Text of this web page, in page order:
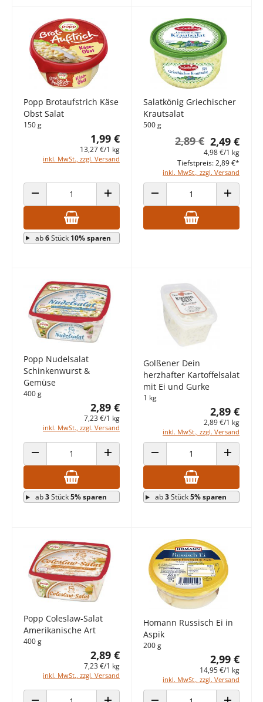
Popp Brotaufstrich Käse
Obst Salat
150 g
1,99 €
13,27 €/1 kg
inkl. MwSt., zzgl. Versand
ANZAHL VERRINGERN ANZAHL ERHÖHEN
ab6Stück 10% sparen
Salatkönig Griechischer
Krautsalat
500 g
2,49 €
2,89 €
4,98 €/1 kg
inkl. MwSt., zzgl. Versand
Tiefstpreis: 2,89 €*
ANZAHL VERRINGERN ANZAHL
Popp Nudelsalat
Schinkenwurst &
Gemüse
400 g
2,89 €
7,23 €/1 kg
inkl. MwSt., zzgl. Versand
ANZAHL VERRINGERN ANZAHL ERHÖHEN
ab3Stück5% sparen
Golßener Dein
herzhafter Kartoffelsalat
mit Ei und Gurke
1 kg
2,89 €
2,89 €/1 kg
inkl. MwSt., zzgl. Versand
ANZAHL VERRINGERN ANZAHL
ab3Stück5% sparen
Popp Coleslaw-Salat
Amerikanische Art
400 g
2,89 €
7,23 €/1 kg
inkl. MwSt., zzgl. Versand
Homann Russisch Ei in
Aspik
200 g
2,99 €
14,95 €/1 kg
inkl. MwSt., zzgl. Versand